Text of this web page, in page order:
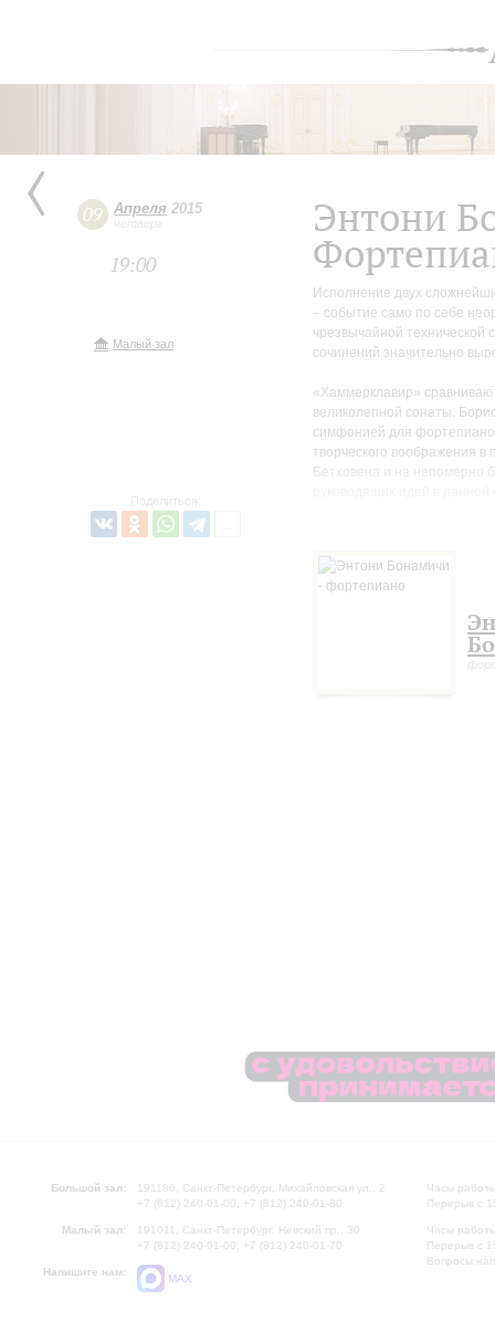
09 Апреля 2015
четверг
19:00
Малый зал
Поделиться:
Энтони
Исполнение двух
– событие само по себе
чрезвычайной технической
сочинений значительно
«Хаммерклавир»
великолепной сонаты.
симфонией для
творческого воображения
Бетховена и на непомерно
одночастная форма и
Антон Рубинштейн, все-
серьезное фортепианное
нуждается в известном
веяние, стремление к
написать на одной, а всю
Большой зал:
191186, Санкт-Петербург, Михайловская ул., 2
+7 (812) 240-01-00, +7 (812) 240-01-80
Малый зал:
191011, Санкт-Петербург, Невский пр., 30
+7 (812) 240-01-00, +7 (812) 240-01-70
Напишите нам:
MAX
Часы
Перерыв с
Часы
Перерыв с
Вопросы